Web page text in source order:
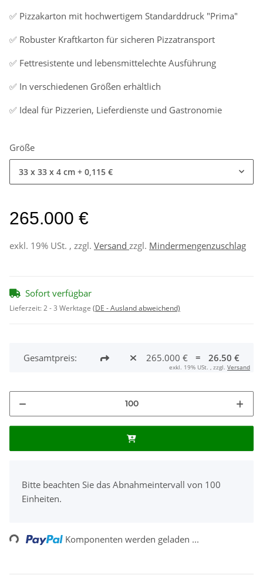
✅ Pizzakarton mit hochwertigem Standarddruck "Prima"
✅ Robuster Kraftkarton für sicheren Pizzatransport
✅ Fettresistente und lebensmittelechte Ausführung
✅ In verschiedenen Größen erhältlich
✅ Ideal für Pizzerien, Lieferdienste und Gastronomie
Größe
33 x 33 x 4 cm + 0,115 €
265.000 €
exkl. 19% USt. , zzgl. Versand zzgl. Mindermengenzuschlag
Sofort verfügbar
Lieferzeit:2 - 3 Werktage (DE - Ausland abweichend)
Gesamtpreis: 265.000 € = 26.50 €
exkl. 19% USt. , zzgl. Versand
Bitte beachten Sie das Abnahmeintervall von 100
Einheiten.
Loading... Komponenten werden geladen ...